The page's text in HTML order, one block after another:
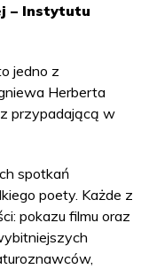
– Instytutu
jedno z
Herberta
przypadającą w
spotkań
poety. Każde z
pokazu filmu oraz